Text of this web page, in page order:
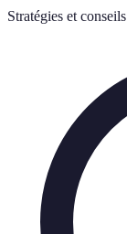
Stratégies et conseils